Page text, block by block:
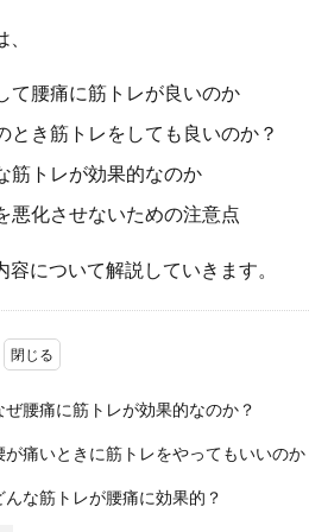
て腰痛に筋トレが良いのか
とき筋トレをしても良いのか？
筋トレが効果的なのか
悪化させないための注意点
容について解説していきます。
ぜ腰痛に筋トレが効果的なのか？
が痛いときに筋トレをやってもいいのか
んな筋トレが腰痛に効果的？